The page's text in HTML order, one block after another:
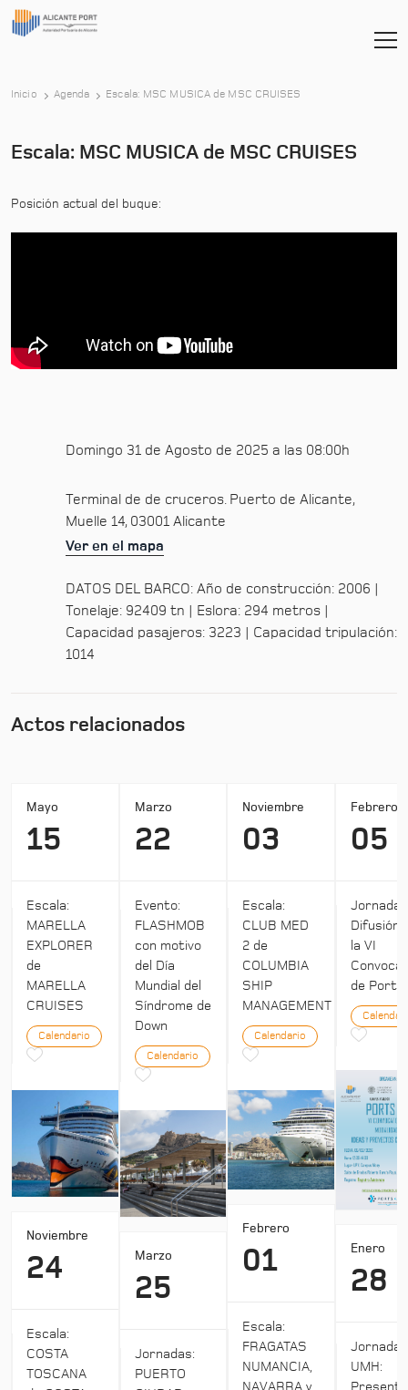
Inicio Agenda Escala: MSC MUSICA de MSC CRUISES
Escala: MSC MUSICA de MSC CRUISES
Posición actual del buque:
Domingo 31 de Agosto de 2025 a las 08:00h
Terminal de de cruceros. Puerto de Alicante,
Muelle 14, 03001 Alicante
Ver en el mapa
DATOS DEL BARCO: Año de construcción: 2006 |
Tonelaje: 92409 tn | Eslora: 294 metros |
Capacidad pasajeros: 3223 | Capacidad tripulación:
1014
Actos relacionados
Mayo
15
Escala:
MARELLA
EXPLORER
de
MARELLA
CRUISES
Calendario
Noviembre
24
Escala:
COSTA
TOSCANA
Marzo
22
Evento:
FLASHMOB
con motivo
del Día
Mundial del
Síndrome de
Down
Calendario
Marzo
25
Jornadas:
PUERTO
Noviembre
03
Escala:
CLUB MED
2 de
COLUMBIA
SHIP
MANAGEMENT
Calendario
Febrero
01
Escala:
FRAGATAS
NUMANCIA,
NAVARRA y
Febrero
05
Jornada:
Difusión
la VI
de Ports
Enero
28
Jornadas
UMH: